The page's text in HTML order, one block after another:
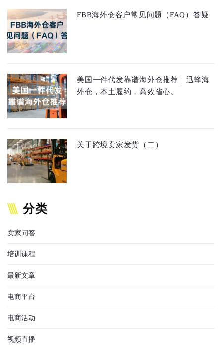
FBB海外仓客户常见问题（FAQ）答疑
美国一件代发靠谱海外仓推荐｜迅蜂海
外仓，本土履约，高效省心。
关于跨境卖家发货（二）
分类
卖家问答
培训课程
最新文章
电商平台
电商活动
视频直播